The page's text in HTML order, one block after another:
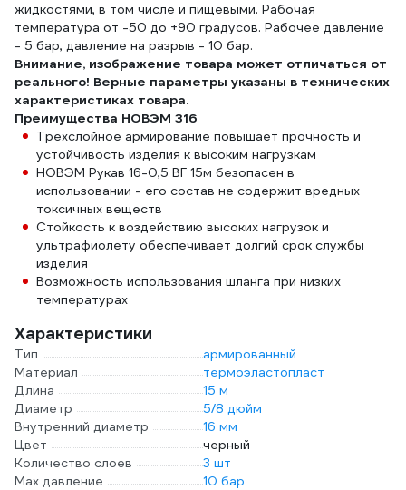
жидкостями, в том числе и пищевыми. Рабочая
температура от -50 до +90 градусов. Рабочее давление
- 5 бар, давление на разрыв - 10 бар.
Внимание, изображение товара может отличаться от
реального! Верные параметры указаны в технических
характеристиках товара.
Преимущества НОВЭМ 316
Трехслойное армирование повышает прочность и
устойчивость изделия к высоким нагрузкам
НОВЭМ Рукав 16-0,5 ВГ 15м безопасен в
использовании - его состав не содержит вредных
токсичных веществ
Стойкость к воздействию высоких нагрузок и
ультрафиолету обеспечивает долгий срок службы
изделия
Возможность использования шланга при низких
температурах
Характеристики
Тип
армированный
Материал
термоэластопласт
Длина
15 м
Диаметр
5/8 дюйм
Внутренний диаметр
16 мм
Цвет
черный
Количество слоев
3 шт
Max давление
10 бар